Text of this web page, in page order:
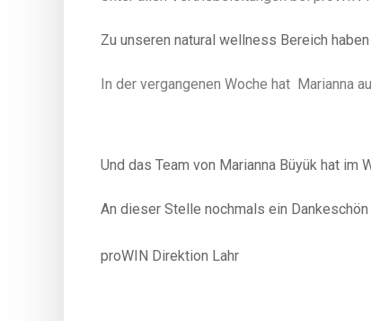
Zu unseren natural wellness Bereich haben
In der vergangenen Woche hat Marianna
Und das Team von Marianna Büyük hat im
An dieser Stelle nochmals ein
proWIN Direktion Lahr